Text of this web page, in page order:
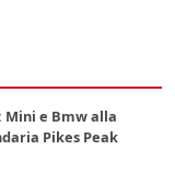
e Bmw alla
Pikes Peak